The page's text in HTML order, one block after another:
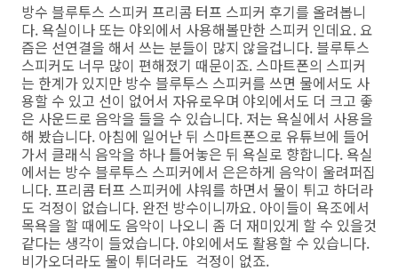
방수 블루투스 스피커 프리콤 터프 스피커 후기를 올려봅니
다. 욕실이나 또는 야외에서 사용해볼만한 스피커 인데요. 요
즘은 선연결을 해서 쓰는 분들이 많지 않을겁니다. 블루투스
스피커도 너무 많이 편해졌기 때문이죠. 스마트폰의 스피커
는 한계가 있지만 방수 블루투스 스피커를 쓰면 물에서도 사
용할 수 있고 선이 없어서 자유로우며 야외에서도 더 크고 좋
은 사운드로 음악을 들을 수 있습니다. 저는 욕실에서 사용을
해 봤습니다. 아침에 일어난 뒤 스마트폰으로 유튜브에 들어
가서 클래식 음악을 하나 틀어놓은 뒤 욕실로 향합니다. 욕실
에서는 방수 블루투스 스피커에서 은은하게 음악이 울려퍼집
니다. 프리콤 터프 스피커에 샤워를 하면서 물이 튀고 하더라
도 걱정이 없습니다. 완전 방수이니까요. 아이들이 욕조에서
목욕을 할 때에도 음악이 나오니 좀 더 재미있게 할 수 있을것
같다는 생각이 들었습니다. 야외에서도 활용할 수 있습니다.
비가오더라도 물이 튀더라도 걱정이 없죠.